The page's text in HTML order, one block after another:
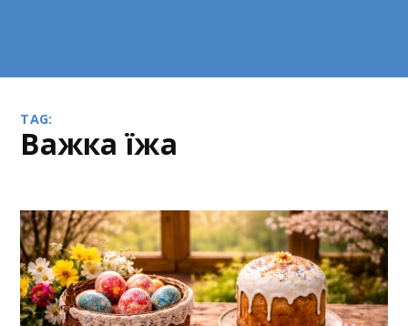
TAG:
важка їжа